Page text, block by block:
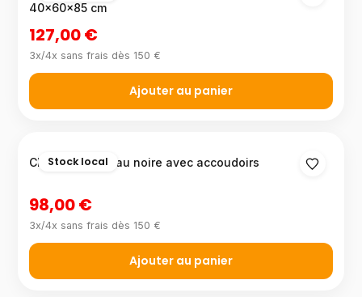
40×60×85 cm
127,00 €
3x/4x sans frais dès 150 €
Ajouter au panier
Stock local
Chaise de bureau noire avec accoudoirs
98,00 €
3x/4x sans frais dès 150 €
Ajouter au panier